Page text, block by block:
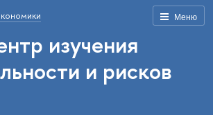
Меню
изучения
и рисков